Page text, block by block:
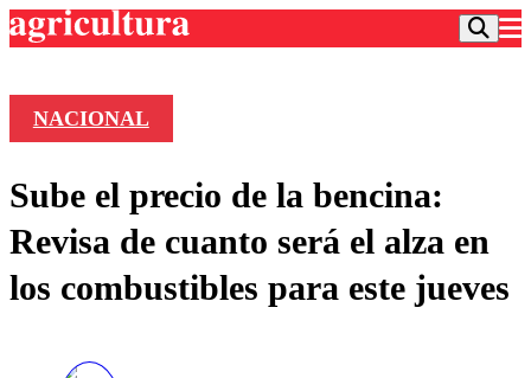
Frecuencias
Agricultura TV
Deportes
Colo Colo
Entretención
NACIONAL
Sube el precio de la bencina:
Revisa de cuanto será el alza en
los combustibles para este jueves